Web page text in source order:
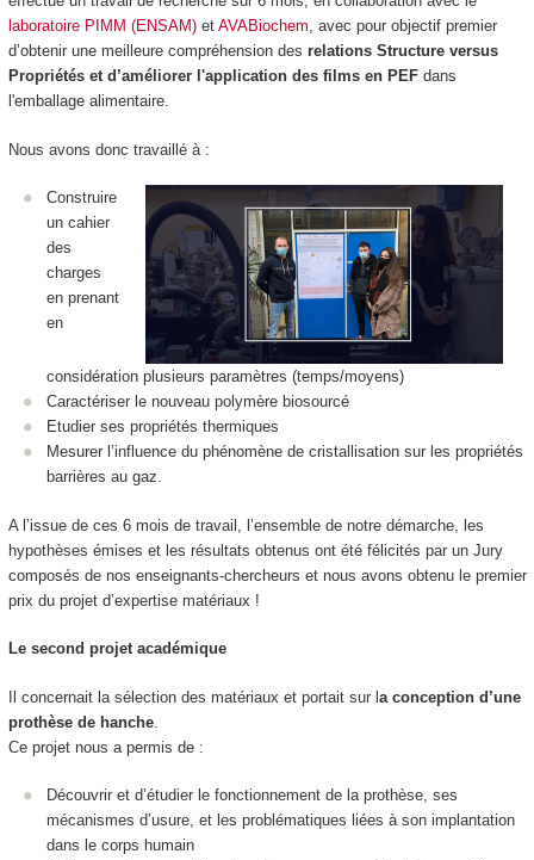
laboratoire PIMM (ENSAM)et AVABiochem, avec pour objectif premier
d’obtenir une meilleure compréhension des relations Structure versus
Propriétés et d’améliorer l'application des films en PEFdans
l'emballage alimentaire.
Nous avons donc travaillé à :
Construire
un cahier
des
charges
en prenant
en
considération plusieurs paramètres (temps/moyens)
Caractériser le nouveau polymère biosourcé
Etudier ses propriétés thermiques
Mesurer l’influence du phénomène de cristallisation sur les propriétés
barrières au gaz.
A l’issue de ces 6 mois de travail, l’ensemble de notre démarche, les
hypothèses émises et les résultats obtenus ont été félicités par un Jury
composés de nos enseignants-chercheurs et nous avons obtenu le premier
prix du projet d’expertise matériaux !
Le second projet académique
Il concernait la sélection des matériaux et portait sur la conception d’une
prothèse de hanche.
Ce projet nous a permis de :
Découvrir et d’étudier le fonctionnement de la prothèse, ses
mécanismes d’usure, et les problématiques liées à son implantation
dans le corps humain